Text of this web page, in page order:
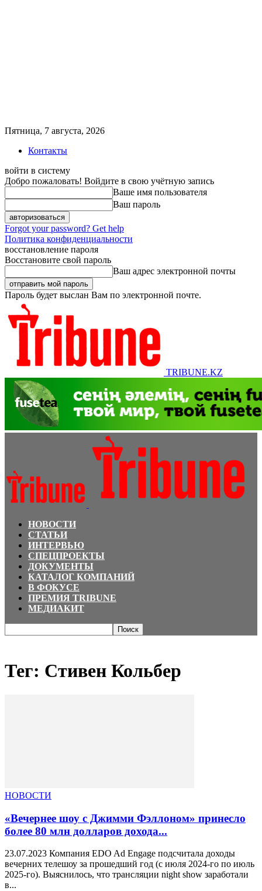
Пятница, 7 августа, 2026
Контакты
войти в систему
Добро пожаловать! Войдите в свою учётную запись
Ваше имя пользователя
Ваш пароль
Forgot your password? Get help
Политика конфиденциальности
восстановление пароля
Восстановите свой пароль
Ваш адрес электронной почты
Пароль будет выслан Вам по электронной почте.
TRIBUNE.KZ
НОВОСТИ
СТАТЬИ
ИНТЕРВЬЮ
СПЕЦПРОЕКТЫ
ДОКУМЕНТЫ
КАТАЛОГ КОМПАНИЙ
В ФОКУСЕ
ПРЕМИЯ TRIBUNE
МЕДИАКИТ
Тег: Стивен Кольбер
НОВОСТИ
«Вечернее шоу с Джимми Фэллоном» принесло
более 80 млн долларов дохода...
23.07.2023 Компания EDO Ad Engage подсчитала доходы
вечерних телешоу за прошедший год (с июля 2024-го по июль
2025-го). Выяснилось, что трансляции night show заработали
в...